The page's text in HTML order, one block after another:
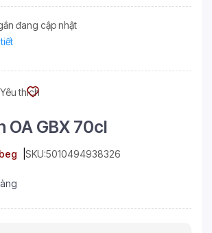
đang cập nhật
Yêu thích
OA GBX 70cl
SKU:5010494938326